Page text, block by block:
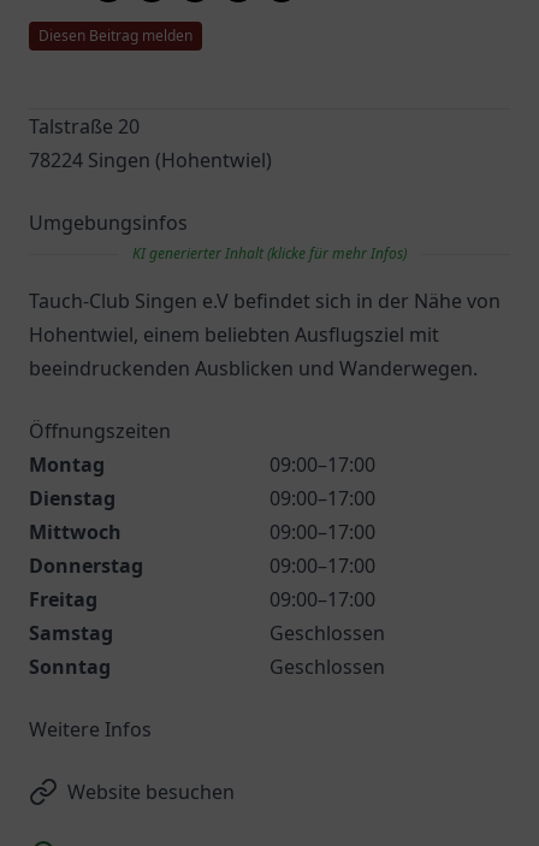
Diesen Beitrag melden
Talstraße 20
78224 Singen (Hohentwiel)
Umgebungsinfos
KI generierter Inhalt (klicke für mehr Infos)
Tauch-Club Singen e.V befindet sich in der Nähe von
Hohentwiel, einem beliebten Ausflugsziel mit
beeindruckenden Ausblicken und Wanderwegen.
Öffnungszeiten
Montag
09:00–17:00
Dienstag
09:00–17:00
Mittwoch
09:00–17:00
Donnerstag
09:00–17:00
Freitag
09:00–17:00
Samstag
Geschlossen
Sonntag
Geschlossen
Weitere Infos
Website besuchen